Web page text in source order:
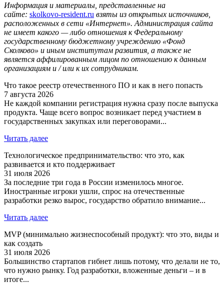
Информация и материалы, представленные на
сайте: skolkovo-resident.ru взяты из открытых источников,
расположенных в сети «Интернет». Администрация сайта
не имеет какого — либо отношения к Федеральному
государственному бюджетному учреждению «Фонд
Сколково» и иным институтам развития, а также не
является аффилированным лицом по отношению к данным
организациям и / или к их сотрудникам.
Что такое реестр отечественного ПО и как в него попасть
7 августа 2026
Не каждой компании регистрация нужна сразу после выпуска
продукта. Чаще всего вопрос возникает перед участием в
государственных закупках или переговорами...
Читать далее
Технологическое предпринимательство: что это, как
развивается и кто поддерживает
31 июля 2026
За последние три года в России изменилось многое.
Иностранные игроки ушли, спрос на отечественные
разработки резко вырос, государство обратило внимание...
Читать далее
MVP (минимально жизнеспособный продукт): что это, виды и
как создать
31 июля 2026
Большинство стартапов гибнет лишь потому, что делали не то,
что нужно рынку. Год разработки, вложенные деньги – и в
итоге...